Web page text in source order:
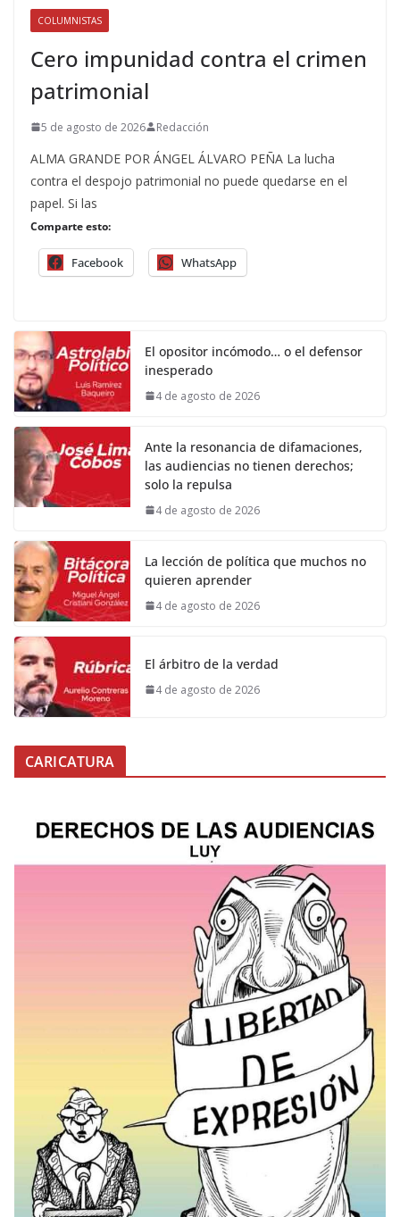
COLUMNISTAS
Cero impunidad contra el crimen
patrimonial
5 de agosto de 2026 Redacción
ALMA GRANDE POR ÁNGEL ÁLVARO PEÑA La lucha
contra el despojo patrimonial no puede quedarse en el
papel. Si las
Comparte esto:
Facebook WhatsApp
El opositor incómodo… o el defensor
inesperado
4 de agosto de 2026
Ante la resonancia de difamaciones,
las audiencias no tienen derechos;
solo la repulsa
4 de agosto de 2026
La lección de política que muchos no
quieren aprender
4 de agosto de 2026
El árbitro de la verdad
4 de agosto de 2026
CARICATURA